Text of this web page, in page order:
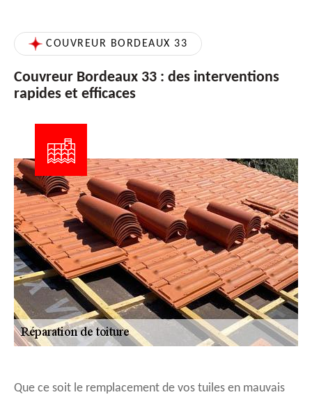
COUVREUR BORDEAUX 33
Couvreur Bordeaux 33 : des interventions
rapides et efficaces
Que ce soit le remplacement de vos tuiles en mauvais